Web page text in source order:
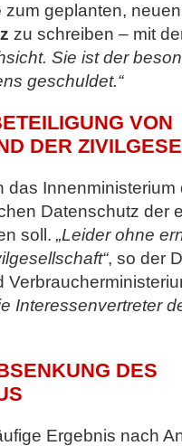
zum geplanten, neuen
zu schreiben – mit
Sie ist der
geschuldet.“
VON
DER
das
Datenschutz der
soll. „Leider ohne
, so der
Interessenvertreter
DES
Ergebnis nach